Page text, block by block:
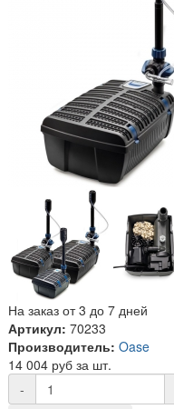
На заказ от 3 до 7 дней
Артикул: 70233
Производитель: Oase
14 004 руб за шт.
-